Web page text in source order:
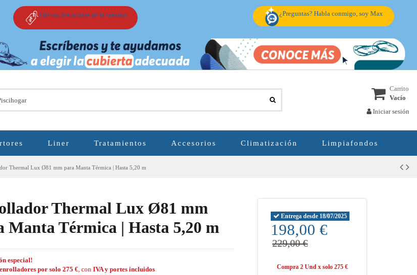
Ofertas destacadas de la semana ¿Preguntas? Habla conmigo, soy Max
Carrito
Vacío
Iniciar sesión
Liner Tratamientos Accesorios Climatización Limpiafondos
Thermal Lux Ø81 mm para Manta Térmica | Hasta 5,20 m
Thermal Lux Ø81 mm
Manta Térmica | Hasta 5,20 m
especial!
por solo 275 €, con IVA y portes incluidos
Entrega desde 18/07/2025
198,00 €
229,00 €
Compra 2 Und x solo 275 €